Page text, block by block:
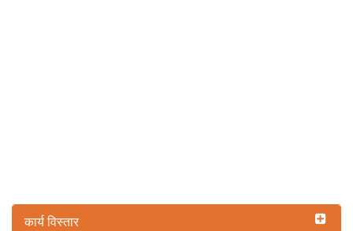
कार्य विस्तार